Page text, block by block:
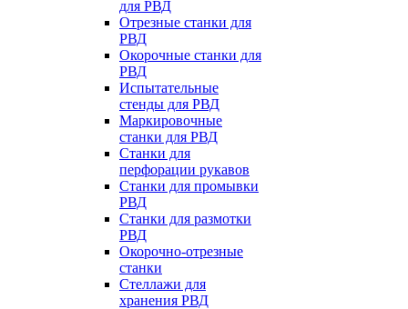
для РВД
Отрезные станки для
РВД
Окорочные станки для
РВД
Испытательные
стенды для РВД
Маркировочные
станки для РВД
Станки для
перфорации рукавов
Станки для промывки
РВД
Станки для размотки
РВД
Окорочно-отрезные
станки
Стеллажи для
хранения РВД